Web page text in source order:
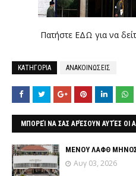
Πατήστε ΕΔΩ για να
ΚΑΤΗΓΟΡΙΑ ΑΝΑΚΟΙΝΩΣΕΙΣ
ΜΠΟΡΕΊ ΝΑ ΣΑΣ ΑΡΈΣΟΥΝ ΑΥΤΈΣ ΟΙ
ΜΕΝΟΥ ΛΑΦΘ
Αυγ 03, 2026